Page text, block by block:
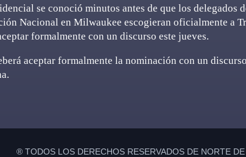
se conoció minutos antes de que los delegados
Nacional en Milwaukee escogieran oficialmente a
formalmente con un discurso este jueves.
aceptar formalmente la nominación con un
® TODOS LOS DERECHOS RESERVADOS DE NORTE